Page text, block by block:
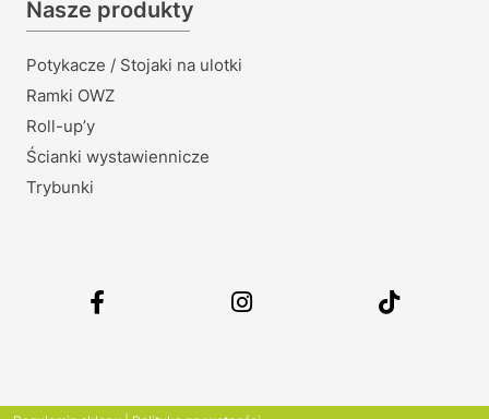
Nasze produkty
Potykacze / Stojaki na ulotki
Ramki OWZ
Roll-up’y
Ścianki wystawiennicze
Trybunki